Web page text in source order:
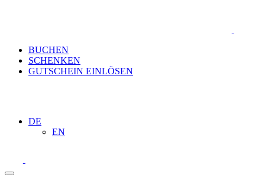
BUCHEN
SCHENKEN
GUTSCHEIN EINLÖSEN
DE
EN